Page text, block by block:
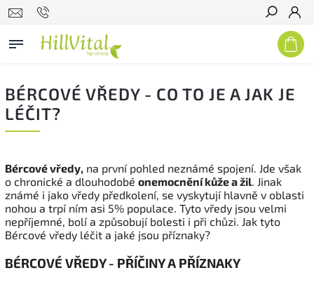
Hledat
BÉRCOVÉ VŘEDY - CO TO JE A JAK JE
LÉČIT?
Bércové vředy, na první pohled neznámé spojení. Jde však
o chronické a dlouhodobé onemocnění kůže a žil. Jinak
známé i jako vředy předkolení, se vyskytují hlavně v oblasti
nohou a trpí ním asi 5% populace. Tyto vředy jsou velmi
nepříjemné, bolí a způsobují bolesti i při chůzi. Jak tyto
Bércové vředy léčit a jaké jsou příznaky?
BÉRCOVÉ VŘEDY - PŘÍČINY A PŘÍZNAKY